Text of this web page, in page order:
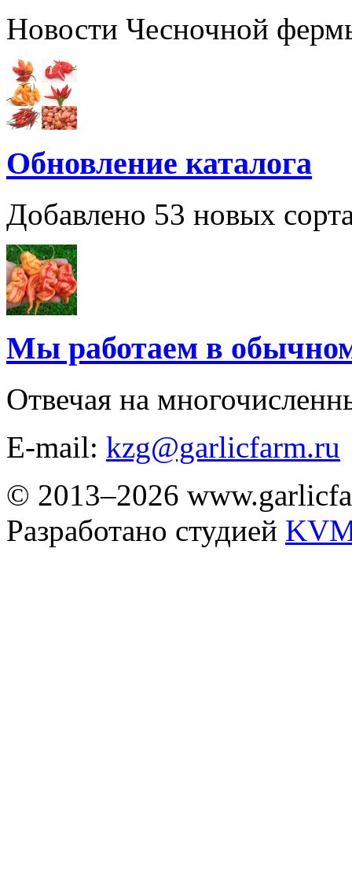
Новости Чесночной
Обновление каталога
Добавлено 53 новых
Мы работаем в
Отвечая на
E-mail: kzg@garlicfarm.ru
© 2013–2026
Разработано студией